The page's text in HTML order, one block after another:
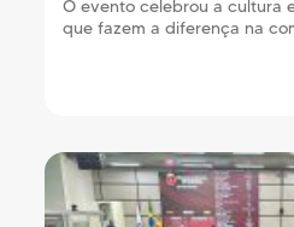
O evento celebrou a cultura
que fazem a diferença na